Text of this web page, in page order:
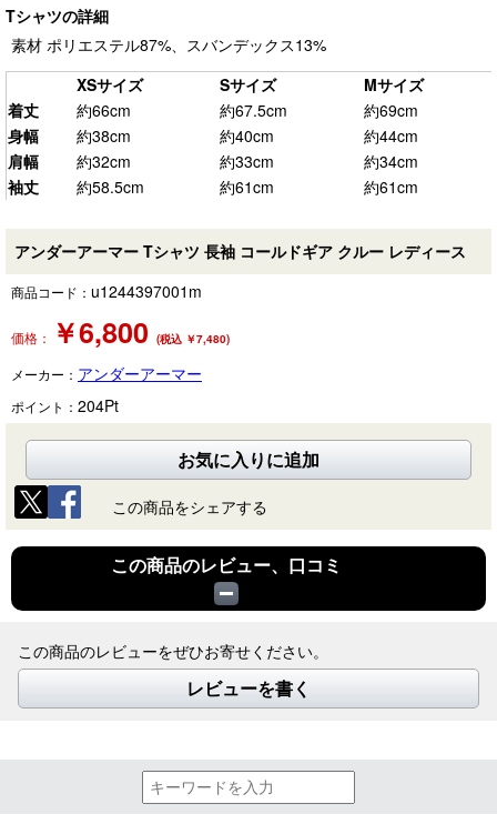
Tシャツの詳細
素材 ポリエステル87%、スバンデックス13%
XSサイズ
Sサイズ
Mサイズ
着丈
約66cm 約67.5cm
約69cm
身幅
約38cm 約40cm
約44cm
肩幅
約32cm 約33cm
約34cm
袖丈
約58.5cm 約61cm 約61cm
アンダーアーマー Tシャツ 長袖 コールドギア クルー レディース
商品コード： u1244397001m
価格： ￥6,800 (税込 ￥7,480)
メーカー： アンダーアーマー
ポイント： 204Pt
お気に入りに追加
この商品をシェアする
この商品のレビュー、口コミ
この商品のレビューをぜひお寄せください。
レビューを書く